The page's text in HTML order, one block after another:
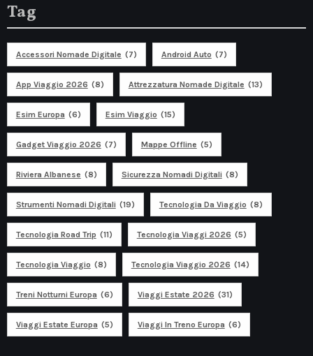
Tag
Accessori Nomade Digitale (7) Android Auto (7)
App Viaggio 2026 (8) Attrezzatura Nomade Digitale (13)
Esim Europa (6) Esim Viaggio (15)
Gadget Viaggio 2026 (7) Mappe Offline (5)
Riviera Albanese (8) Sicurezza Nomadi Digitali (8)
Strumenti Nomadi Digitali (19) Tecnologia Da Viaggio (8)
Tecnologia Road Trip (11) Tecnologia Viaggi 2026 (5)
Tecnologia Viaggio (8) Tecnologia Viaggio 2026 (14)
Treni Notturni Europa (6) Viaggi Estate 2026 (31)
Viaggi Estate Europa (5) Viaggi In Treno Europa (6)